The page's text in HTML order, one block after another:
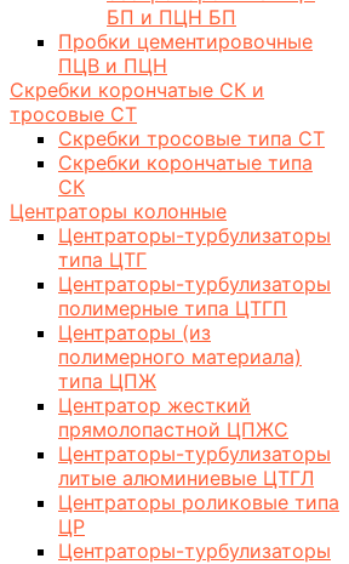
БП и ПЦН БП
Пробки цементировочные
ПЦВ и ПЦН
Скребки корончатые СК и
тросовые СТ
Скребки тросовые типа СТ
Скребки корончатые типа
СК
Центраторы колонные
Центраторы-турбулизаторы
типа ЦТГ
Центраторы-турбулизаторы
полимерные типа ЦТГП
Центраторы (из
полимерного материала)
типа ЦПЖ
Центратор жесткий
прямолопастной ЦПЖС
Центраторы-турбулизаторы
литые алюминиевые ЦТГЛ
Центраторы роликовые типа
ЦР
Центраторы-турбулизаторы